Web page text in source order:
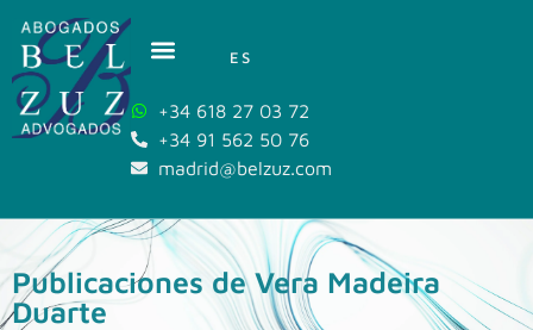
ES
+34 618 27 03 72
+34 91 562 50 76
madrid@belzuz.com
Publicaciones de Vera Madeira
Duarte